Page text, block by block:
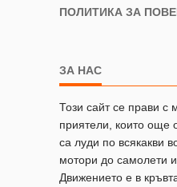
ПОЛИТИКА ЗА
ЗА НАС
Този сайт се прави с
приятели, които още
са луди по всякакви
мотори до самолети
Движението е в